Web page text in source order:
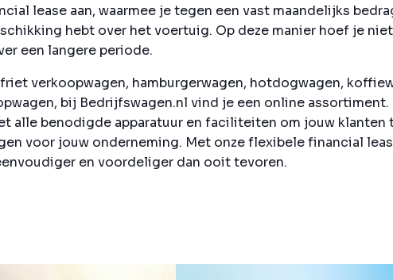
lease aan, waarmee je tegen een vast maandelijks
hebt over het voertuig. Op deze manier hoef je
een langere periode.
verkoopwagen, hamburgerwagen, hotdogwagen,
bij Bedrijfswagen.nl vind je een online
alle benodigde apparatuur en faciliteiten om jouw klanten
voor jouw onderneming. Met onze flexibele financial
en voordeliger dan ooit tevoren.